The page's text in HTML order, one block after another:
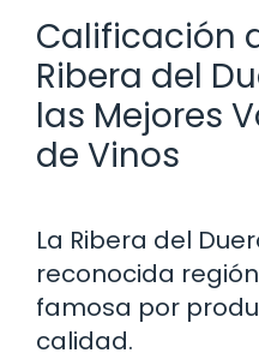
Calificación
Ribera del
las Mejores
de Vinos
La Ribera del
reconocida
famosa por
calidad.